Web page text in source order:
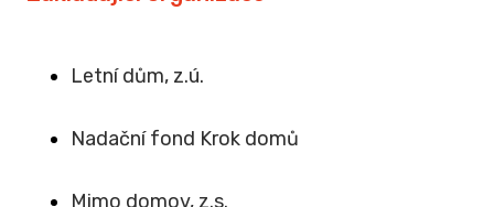
Letní dům, z.ú.
Nadační fond Krok domů
Mimo domov, z.s.